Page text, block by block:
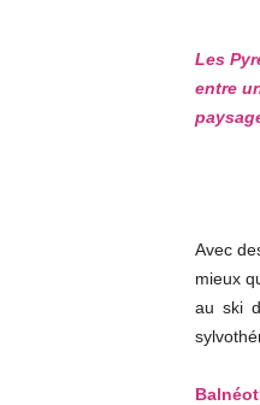
Les
entre
Avec
mieux
au ski
Balnéo